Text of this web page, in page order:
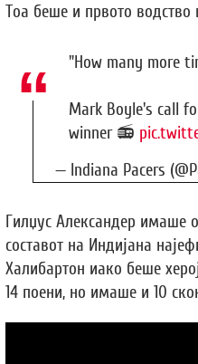
Тоа беше и првото водство
"How many more
Mark Boyle's call
winner 📻
— Indiana Pacers
Гилџус Александер имаше
составот на Индијана
Халибартон иако беше
14 поени, но имаше и 10